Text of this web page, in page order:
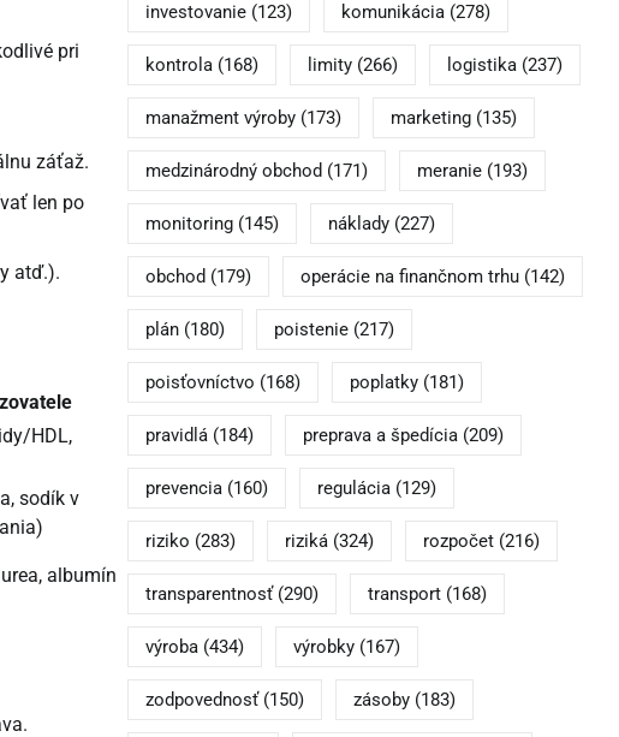
pri
záťaž.
len po
atď.).
HDL,
sodík v
urea, albumín
investovanie(123) komunikácia(278)
kontrola(168) limity(266) logistika(237)
manažment výroby(173) marketing(135)
medzinárodný obchod (171) meranie(193)
monitoring(145) náklady(227)
obchod (179) operácie na finančnom trhu(142)
plán(180) poistenie(217)
poisťovníctvo (168) poplatky(181)
pravidlá(184) preprava a špedícia(209)
prevencia(160) regulácia(129)
riziko (283) riziká(324) rozpočet(216)
transparentnosť(290) transport(168)
výroba(434) výrobky(167)
zodpovednosť(150) zásoby(183)